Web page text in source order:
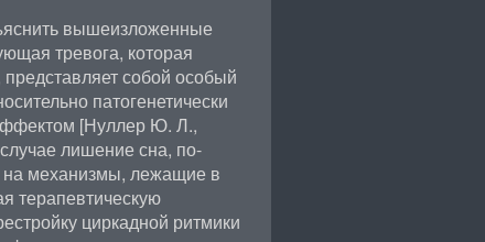
вышеизложенные
тревога, которая
собой особый
патогенетически
[Нуллер Ю. Л.,
лишение сна, по-
на механизмы, лежащие в
терапевтическую
циркадной ритмики